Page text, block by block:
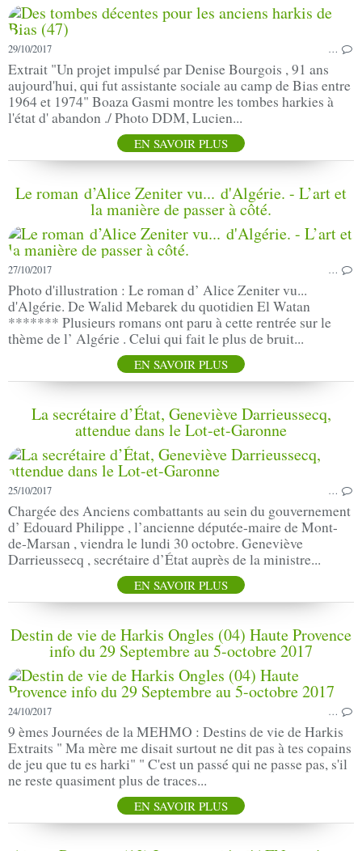
29/10/2017 …
Extrait "Un projet impulsé par Denise Bourgois , 91 ans
aujourd'hui, qui fut assistante sociale au camp de Bias entre
1964 et 1974" Boaza Gasmi montre les tombes harkies à
l'état d' abandon ./ Photo DDM, Lucien...
EN SAVOIR PLUS
Le roman d’Alice Zeniter vu... d'Algérie. - L’art et
la manière de passer à côté.
27/10/2017 …
Photo d'illustration : Le roman d’ Alice Zeniter vu...
d'Algérie. De Walid Mebarek du quotidien El Watan
******* Plusieurs romans ont paru à cette rentrée sur le
thème de l’ Algérie . Celui qui fait le plus de bruit...
EN SAVOIR PLUS
La secrétaire d’État, Geneviève Darrieussecq,
attendue dans le Lot-et-Garonne
25/10/2017 …
Chargée des Anciens combattants au sein du gouvernement
d’ Edouard Philippe , l’ancienne députée-maire de Mont-
de-Marsan , viendra le lundi 30 octobre. Geneviève
Darrieussecq , secrétaire d’État auprès de la ministre...
EN SAVOIR PLUS
Destin de vie de Harkis Ongles (04) Haute Provence
info du 29 Septembre au 5-octobre 2017
24/10/2017 …
9 èmes Journées de la MEHMO : Destins de vie de Harkis
Extraits " Ma mère me disait surtout ne dit pas à tes copains
de jeu que tu es harki" " C'est un passé qui ne passe pas, s'il
ne reste quasiment plus de traces...
EN SAVOIR PLUS